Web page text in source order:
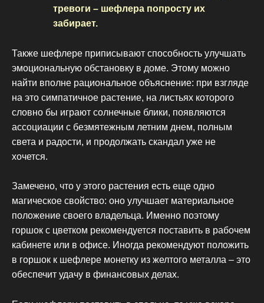
тревоги – шефлера попросту их
забирает.
Также шефлере приписывают способность улучшать
эмоциональную обстановку в доме. Этому можно
найти вполне рациональное объяснение: при взгляде
на это симпатичное растение, на листьях которого
словно бы играют солнечные блики, появляются
ассоциации с безмятежным летним днем, полным
света и радости, и продолжать скандал уже не
хочется.
Замечено, что у этого растения есть еще одно
магическое свойство: оно улучшает материальное
положение своего владельца. Именно поэтому
горшок с цветком рекомендуется поставить в рабочем
кабинете или в офисе. Иногда рекомендуют положить
в горшок к шефлере монетку из желтого металла – это
обеспечит удачу в финансовых делах.